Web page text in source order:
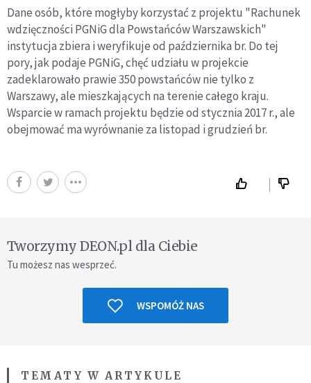
Dane osób, które mogłyby korzystać z projektu "Rachunek
wdzięczności PGNiG dla Powstańców Warszawskich"
instytucja zbiera i weryfikuje od października br. Do tej
pory, jak podaje PGNiG, chęć udziału w projekcie
zadeklarowało prawie 350 powstańców nie tylko z
Warszawy, ale mieszkających na terenie całego kraju.
Wsparcie w ramach projektu będzie od stycznia 2017 r., ale
obejmować ma wyrównanie za listopad i grudzień br.
Tworzymy DEON.pl dla Ciebie
Tu możesz nas wesprzeć.
WSPOMÓŻ NAS
TEMATY W ARTYKULE